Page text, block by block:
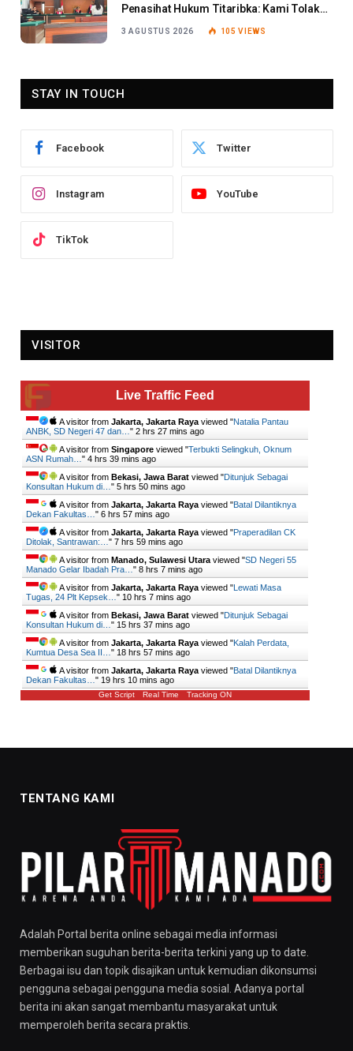
Penasihat Hukum Titaribka: Kami Tolak
3 AGUSTUS 2026 105VIEWS
STAY IN TOUCH
Facebook Twitter
Instagram YouTube
TikTok
VISITOR
Live Traffic Feed
A visitor from Jakarta, Jakarta Raya viewed "Natalia Pantau
ANBK, SD Negeri 47 dan… " 2 hrs 27 mins ago
A visitor from Singapore viewed "Terbukti Selingkuh, Oknum
ASN Rumah… " 4 hrs 39 mins ago
A visitor from Bekasi, Jawa Barat viewed "Ditunjuk Sebagai
Konsultan Hukum di… " 5 hrs 50 mins ago
A visitor from Jakarta, Jakarta Raya viewed "Batal Dilantiknya
Dekan Fakultas… " 6 hrs 57 mins ago
A visitor from Jakarta, Jakarta Raya viewed "Praperadilan CK
Ditolak, Santrawan:… " 7 hrs 59 mins ago
A visitor from Manado, Sulawesi Utara viewed "SD Negeri 55
Manado Gelar Ibadah Pra… " 8 hrs 7 mins ago
A visitor from Jakarta, Jakarta Raya viewed "Lewati Masa
Tugas, 24 Plt Kepsek… " 10 hrs 7 mins ago
A visitor from Bekasi, Jawa Barat viewed "Ditunjuk Sebagai
Konsultan Hukum di… " 15 hrs 37 mins ago
A visitor from Jakarta, Jakarta Raya viewed "Kalah Perdata,
Kumtua Desa Sea II… " 18 hrs 57 mins ago
A visitor from Jakarta, Jakarta Raya viewed "Batal Dilantiknya
Dekan Fakultas… " 19 hrs 10 mins ago
Get Script Real Time Tracking ON
TENTANG KAMI
Adalah Portal berita online sebagai media informasi
memberikan suguhan berita-berita terkini yang up to date.
Berbagai isu dan topik disajikan untuk kemudian dikonsumsi
pengguna sebagai pengguna media sosial. Adanya portal
berita ini akan sangat membantu masyarakat untuk
memperoleh berita secara praktis.